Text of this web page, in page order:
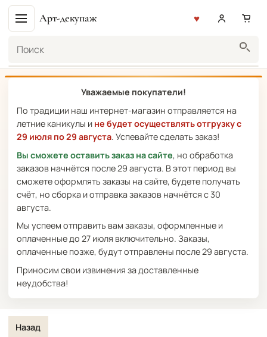
Арт-декупаж
Уважаемые покупатели!
По традиции наш интернет-магазин отправляется на
летние каникулы и не будет осуществлять отгрузку с
29 июля по 29 августа. Успевайте сделать заказ!
Вы сможете оставить заказ на сайте, но обработка
заказов начнётся после 29 августа. В этот период вы
сможете оформлять заказы на сайте, будете получать
счёт, но сборка и отправка заказов начнётся с 30
августа.
Мы успеем отправить вам заказы, оформленные и
оплаченные до 27 июля включительно. Заказы,
оплаченные позже, будут отправлены после 29 августа.
Приносим свои извинения за доставленные
неудобства!
Назад